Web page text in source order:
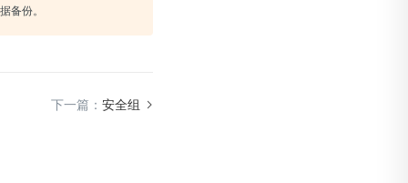
备份。
下一篇： 安全组